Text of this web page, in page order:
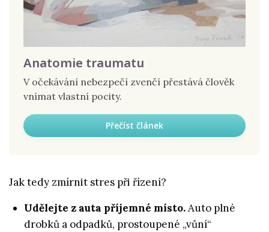
Anatomie traumatu
V očekávání nebezpečí zvenčí přestává člověk
vnímat vlastní pocity.
Přečíst článek
Jak tedy zmírnit stres při řízení?
Udělejte z auta příjemné místo.Auto plné
drobků a odpadků, prostoupené „vůní“